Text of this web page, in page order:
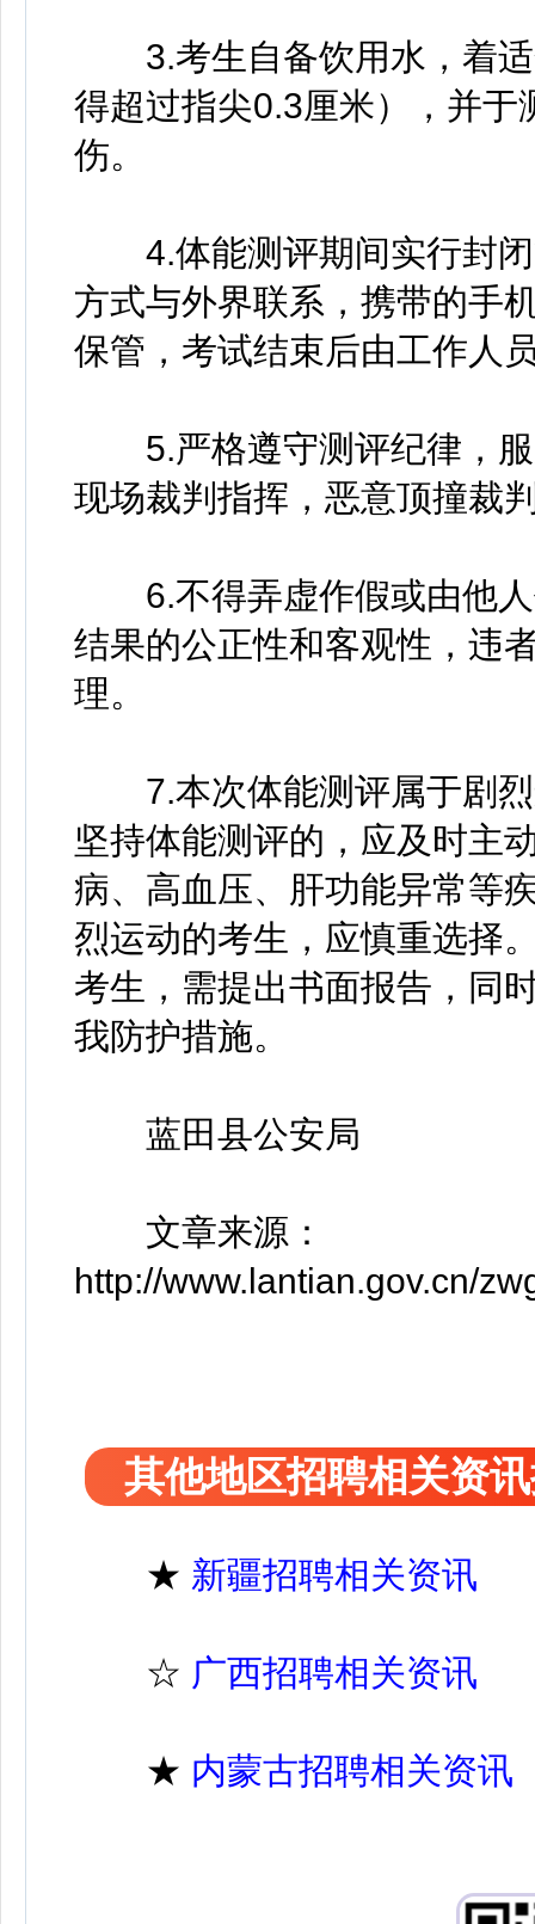
3.考生自备饮用水，着适
得超过指尖0.3厘米），并
伤。
4.体能测评期间实行封闭
方式与外界联系，携带的手
保管，考试结束后由工作人
5.严格遵守测评纪律，服
现场裁判指挥，恶意顶撞裁
6.不得弄虚作假或由他人
结果的公正性和客观性，违
理。
7.本次体能测评属于剧烈
坚持体能测评的，应及时主
病、高血压、肝功能异常等
烈运动的考生，应慎重选择
考生，需提出书面报告，同
我防护措施。
蓝田县公安局
文章来源：
http://www.lantian.gov.cn/
其他地区招聘相关资
★ 新疆招聘相关资讯
☆ 广西招聘相关资讯
★ 内蒙古招聘相关资讯